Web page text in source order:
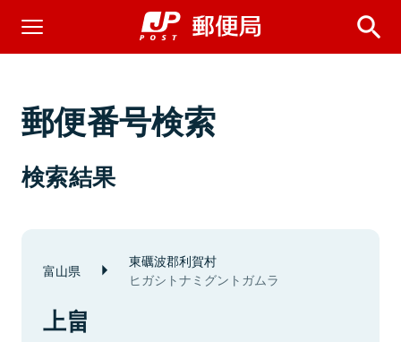
郵便番号検索
検索結果
富山県 東礪波郡利賀村
ヒガシトナミグントガムラ
上畠